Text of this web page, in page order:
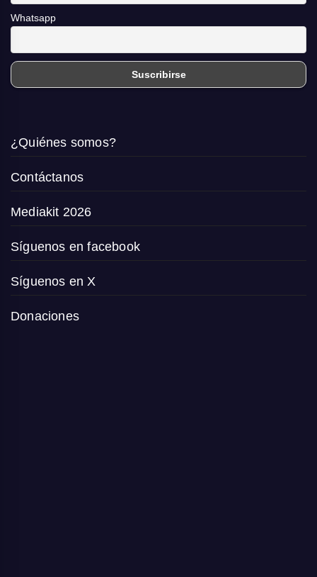
Whatsapp
¿Quiénes somos?
Contáctanos
Mediakit 2026
Síguenos en facebook
Síguenos en X
Donaciones